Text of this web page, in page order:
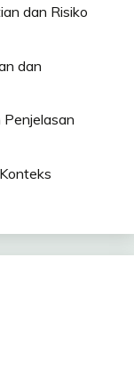
dan Risiko
dan